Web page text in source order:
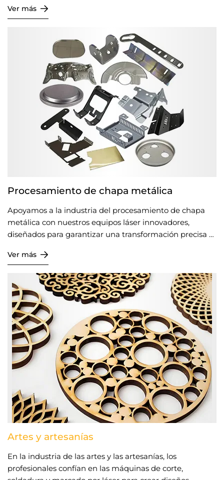
industria, apoyamos a fabricantes y proveedores del
llevar sus productos a nuevas alturas.
Ver más
Procesamiento de chapa metálica
Apoyamos a la industria del procesamiento de chapa
metálica con nuestros equipos láser innovadores,
diseñados para garantizar una transformación precisa y
láser son capaces de procesar una amplia gama de
distintos espesores y dimensiones.
Ver más
Artes y artesanías
En la industria de las artes y las artesanías, los
profesionales confían en las máquinas de corte,